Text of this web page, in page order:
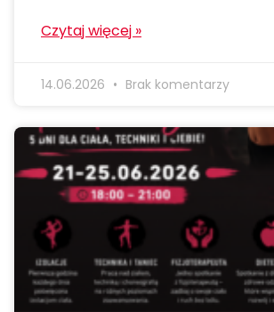
Czytaj więcej »
14.06.2026 Brak komentarzy